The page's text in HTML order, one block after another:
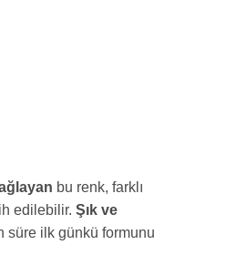
bu renk, farklı
edilebilir. Şık ve
süre ilk günkü formunu